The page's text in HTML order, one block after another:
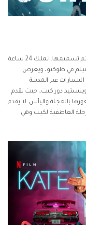
يروي "كيت" قصة قاتلة بلا رحمة، والتي، بعد أن تم تسميمها، تملك 24 ساعة
في طوكيو، ويعرض
عبر المدينة
وينستيد دور كيت، حيث تقدم
بالعجلة واليأس. لا يقدم
العاطفية لكيت وهي